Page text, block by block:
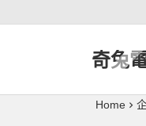
奇兔
Home